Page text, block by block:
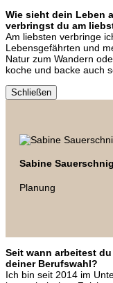
Wie sieht dein Leben
verbringst du am
Am liebsten verbringe
Lebensgefährten und
Natur zum Wandern
koche und backe auch
Schließen
Sabine Sauerschnig
Planung
Seit wann arbeitest du
deiner Berufswahl?
Ich bin seit 2014 im